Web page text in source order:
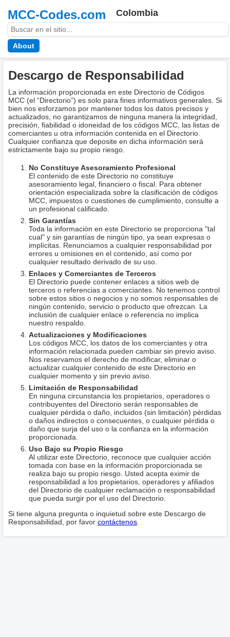
MCC-Codes.com Colombia
About
Descargo de Responsabilidad
La información proporcionada en este Directorio de Códigos
MCC (el “Directorio”) es solo para fines informativos generales. Si
bien nos esforzamos por mantener todos los datos precisos y
actualizados, no garantizamos de ninguna manera la integridad,
precisión, fiabilidad o idoneidad de los códigos MCC, las listas de
comerciantes u otra información contenida en el Directorio.
Cualquier confianza que deposite en dicha información será
estrictamente bajo su propio riesgo.
No Constituye Asesoramiento Profesional
El contenido de este Directorio no constituye
asesoramiento legal, financiero o fiscal. Para obtener
orientación especializada sobre la clasificación de códigos
MCC, impuestos o cuestiones de cumplimiento, consulte a
un profesional calificado.
Sin Garantías
Toda la información en este Directorio se proporciona "tal
cual" y sin garantías de ningún tipo, ya sean expresas o
implícitas. Renunciamos a cualquier responsabilidad por
errores u omisiones en el contenido, así como por
cualquier resultado derivado de su uso.
Enlaces y Comerciantes de Terceros
El Directorio puede contener enlaces a sitios web de
terceros o referencias a comerciantes. No tenemos control
sobre estos sitios o negocios y no somos responsables de
ningún contenido, servicio o producto que ofrezcan. La
inclusión de cualquier enlace o referencia no implica
nuestro respaldo.
Actualizaciones y Modificaciones
Los códigos MCC, los datos de los comerciantes y otra
información relacionada pueden cambiar sin previo aviso.
Nos reservamos el derecho de modificar, eliminar o
actualizar cualquier contenido de este Directorio en
cualquier momento y sin previo aviso.
Limitación de Responsabilidad
En ninguna circunstancia los propietarios, operadores o
contribuyentes del Directorio serán responsables de
cualquier pérdida o daño, incluidos (sin limitación) pérdidas
o daños indirectos o consecuentes, o cualquier pérdida o
daño que surja del uso o la confianza en la información
proporcionada.
Uso Bajo su Propio Riesgo
Al utilizar este Directorio, reconoce que cualquier acción
tomada con base en la información proporcionada se
realiza bajo su propio riesgo. Usted acepta eximir de
responsabilidad a los propietarios, operadores y afiliados
del Directorio de cualquier reclamación o responsabilidad
que pueda surgir por el uso del Directorio.
Si tiene alguna pregunta o inquietud sobre este Descargo de
Responsabilidad, por favor contáctenos